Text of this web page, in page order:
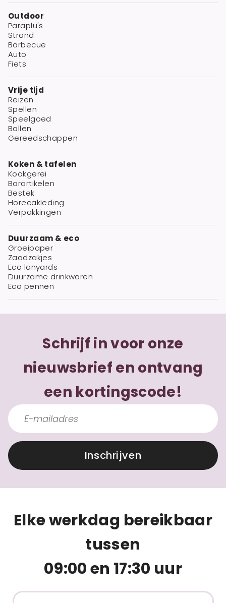
Outdoor
Paraplu's
Strand
Barbecue
Auto
Fiets
Vrije tijd
Reizen
Spellen
Speelgoed
Ballen
Gereedschappen
Koken & tafelen
Kookgerei
Barartikelen
Bestek
Horecakleding
Verpakkingen
Duurzaam & eco
Groeipaper
Zaadzakjes
Eco lanyards
Duurzame drinkwaren
Eco pennen
Schrijf in voor onze
nieuwsbrief en ontvang
een kortingscode!
Inschrijven
Elke werkdag bereikbaar
tussen
09:00 en 17:30 uur